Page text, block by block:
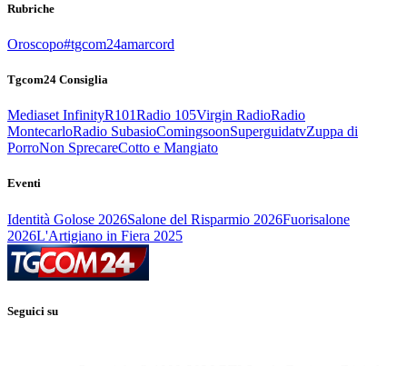
Rubriche
Oroscopo#tgcom24amarcord
Tgcom24 Consiglia
Mediaset InfinityR101Radio 105Virgin RadioRadio
MontecarloRadio SubasioComingsoonSuperguidatvZuppa di
PorroNon SprecareCotto e Mangiato
Eventi
Identità Golose 2026Salone del Risparmio 2026Fuorisalone
2026L'Artigiano in Fiera 2025
Seguici su